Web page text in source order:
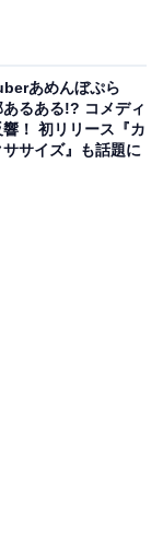
あめんぼぷら
るある!? コメディ
！ 初リリース『カ
サイズ』も話題に